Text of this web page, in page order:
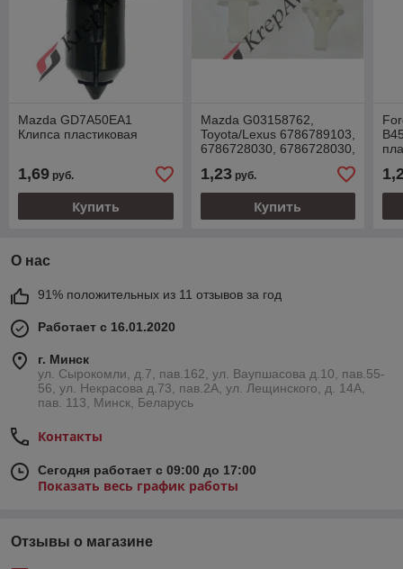
Mazda GD7A50EA1
Клипса пластиковая
1,69 руб.
Купить
Mazda G03158762,
Toyota/Lexus 6786789103,
6786728030, 6786728030,
E7GZ6120586B Клипса
1,23руб.
Купить
О нас
91% положительных из 11 отзывов за год
Работает с 16.01.2020
г. Минск
ул. Сырокомли, д.7, пав.162, ул. Ваупшасова д.10, пав.55-
56, ул. Некрасова д.73, пав.2А, ул. Лещинского, д. 14А,
пав. 113, Минск, Беларусь
Контакты
Сегодня работает с 09:00 до 17:00
Показать весь график работы
Отзывы о магазине